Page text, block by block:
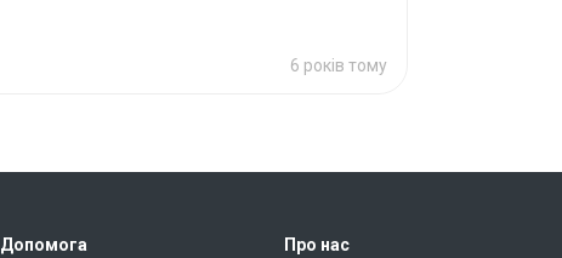
6 років тому
Допомога Про нас